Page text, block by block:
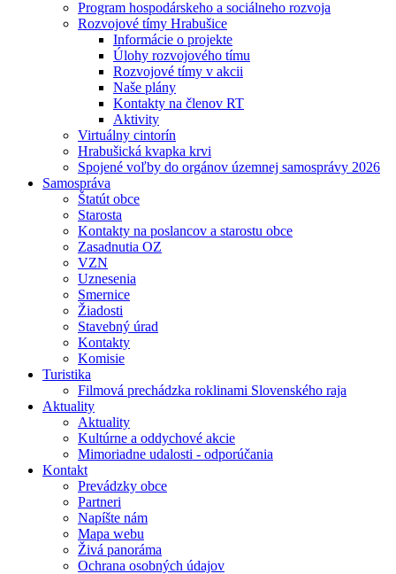
Program hospodárskeho a sociálneho rozvoja
Rozvojové tímy Hrabušice
Informácie o projekte
Úlohy rozvojového tímu
Rozvojové tímy v akcii
Naše plány
Kontakty na členov RT
Aktivity
Virtuálny cintorín
Hrabušická kvapka krvi
Spojené voľby do orgánov územnej samosprávy 2026
Samospráva
Štatút obce
Starosta
Kontakty na poslancov a starostu obce
Zasadnutia OZ
VZN
Uznesenia
Smernice
Žiadosti
Stavebný úrad
Kontakty
Komisie
Turistika
Filmová prechádzka roklinami Slovenského raja
Aktuality
Aktuality
Kultúrne a oddychové akcie
Mimoriadne udalosti - odporúčania
Kontakt
Prevádzky obce
Partneri
Napíšte nám
Mapa webu
Živá panoráma
Ochrana osobných údajov